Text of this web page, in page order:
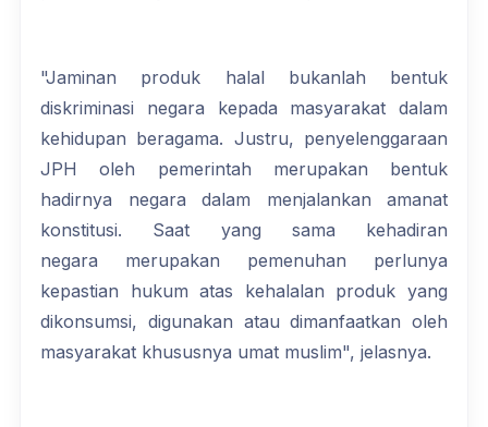
"Jaminan produk halal bukanlah bentuk
diskriminasi negara kepada masyarakat dalam
kehidupan beragama. Justru, penyelenggaraan
JPH oleh pemerintah merupakan bentuk
hadirnya negara dalam menjalankan amanat
konstitusi. Saat yang sama kehadiran
negara merupakan pemenuhan perlunya
kepastian hukum atas kehalalan produk yang
dikonsumsi, digunakan atau dimanfaatkan oleh
masyarakat khususnya umat muslim", jelasnya.